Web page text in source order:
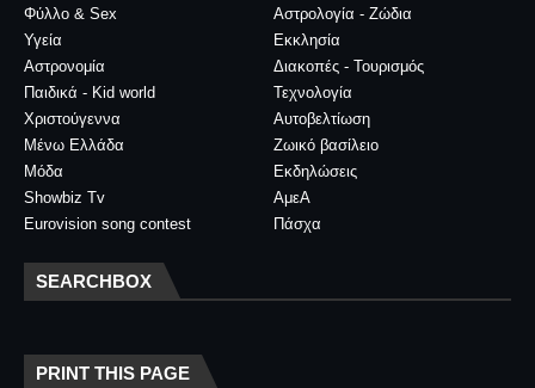
Φύλλο & Sex
Αστρολογία - Ζώδια
Υγεία
Εκκλησία
Αστρονομία
Διακοπές - Τουρισμός
Παιδικά - Kid world
Τεχνολογία
Χριστούγεννα
Αυτοβελτίωση
Μένω Ελλάδα
Ζωικό βασίλειο
Μόδα
Εκδηλώσεις
Showbiz Tv
ΑμεΑ
Eurovision song contest
Πάσχα
SEARCHBOX
PRINT THIS PAGE